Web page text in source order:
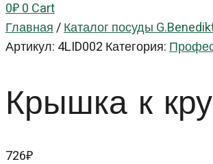
0₽0Cart
Главная/Каталог посуды
Артикул: 4LID002 Категория:
Крышка к
726₽